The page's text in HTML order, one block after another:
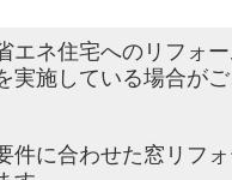
エネ住宅へのリフォ
実施している場合がご
件に合わせた窓リフ